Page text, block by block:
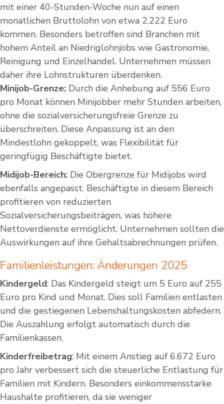
mit einer 40-Stunden-Woche nun auf einen
monatlichen Bruttolohn von etwa 2.222 Euro
kommen. Besonders betroffen sind Branchen mit
hohem Anteil an Niedriglohnjobs wie Gastronomie,
Reinigung und Einzelhandel. Unternehmen müssen
daher ihre Lohnstrukturen überdenken.
Minijob-Grenze: Durch die Anhebung auf 556 Euro
pro Monat können Minijobber mehr Stunden arbeiten,
ohne die sozialversicherungsfreie Grenze zu
überschreiten. Diese Anpassung ist an den
Mindestlohn gekoppelt, was Flexibilität für
geringfügig Beschäftigte bietet.
Midijob-Bereich: Die Obergrenze für Midijobs wird
ebenfalls angepasst. Beschäftigte in diesem Bereich
profitieren von reduzierten
Sozialversicherungsbeiträgen, was höhere
Nettoverdienste ermöglicht. Unternehmen sollten die
Auswirkungen auf ihre Gehaltsabrechnungen prüfen.
Familienleistungen: Änderungen 2025
Kindergeld: Das Kindergeld steigt um 5 Euro auf 255
Euro pro Kind und Monat. Dies soll Familien entlasten
und die gestiegenen Lebenshaltungskosten abfedern.
Die Auszahlung erfolgt automatisch durch die
Familienkassen.
Kinderfreibetrag: Mit einem Anstieg auf 6.672 Euro
pro Jahr verbessert sich die steuerliche Entlastung für
Familien mit Kindern. Besonders einkommensstarke
Haushalte profitieren, da sie weniger